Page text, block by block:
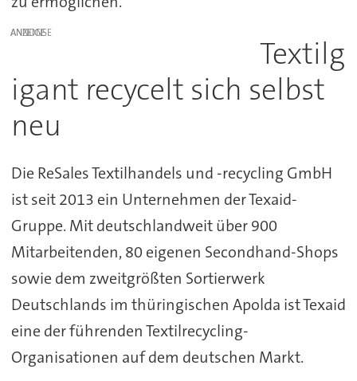
ANZEIGE
Textilg
igant recycelt sich selbst
neu
Die ReSales Textilhandels und -recycling GmbH
ist seit 2013 ein Unternehmen der Texaid-
Gruppe. Mit deutschlandweit über 900
Mitarbeitenden, 80 eigenen Secondhand-Shops
sowie dem zweitgrößten Sortierwerk
Deutschlands im thüringischen Apolda ist Texaid
eine der führenden Textilrecycling-
Organisationen auf dem deutschen Markt.